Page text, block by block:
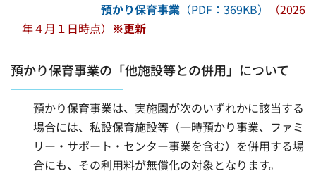
預かり保育事業 （PDF：369KB）
（2026
年４月１日時点） ※更新
預かり保育事業の「他施設等との併用」について
預かり保育事業は、実施園が次のいずれかに該当する
場合には、私設保育施設等（一時預かり事業、ファミ
リー・サポート・センター事業を含む）を併用する場
合にも、その利用料が無償化の対象となります。